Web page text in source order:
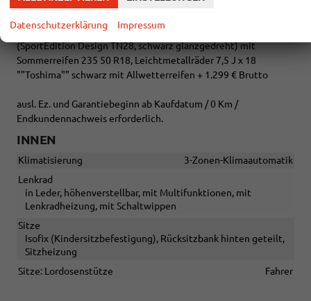
Fahrzeug 8-fach-bereift, Leichtmetallräder 7,5J x 18
(SportEdition Design TN28, schwarz glanzgedreht) mit
Sommerreifen 235 50 R18, Leichtmetallräder 7,5 J x 18
""Toshima"" schwarz mit Allwetterreifen + 1.299 € Brutto
ausl. Ez. und Garantiebeginn ab Kaufdatum / 0 Km /
Endkundennachweis erforderlich.
INNEN
Klimatisierung
3-Zonen-Klimaautomatik
Lenkrad
in Leder, höhenverstellbar, mit Multifunktionen, mit
Lenkradheizung, mit Schaltwippen
Sitze
Isofix (Kindersitzbefestigung), Rücksitzbank hinten geteilt,
Sitzheizung
Sitze: Lordosenstütze
Fahrer
Datenschutzerklärung Impressum